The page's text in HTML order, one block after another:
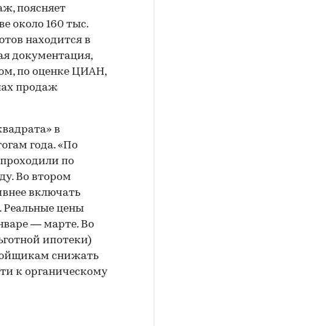
поясняет
около 160 тыс.
находится в
документация,
по оценке ЦИАН,
продаж
в
года. «По
по
Во втором
включать
Реальные цены
— марте. Во
ипотеки)
снижать
к органическому